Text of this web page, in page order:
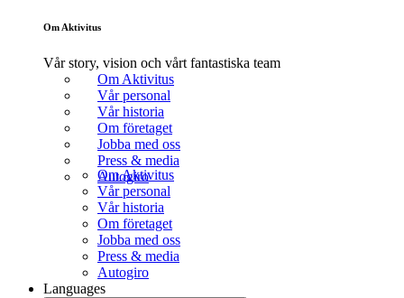
Om Aktivitus
Vår story, vision och vårt fantastiska team
Om Aktivitus
Vår personal
Vår historia
Om företaget
Jobba med oss
Press & media
Autogiro
Om Aktivitus
Vår personal
Vår historia
Om företaget
Jobba med oss
Press & media
Autogiro
Languages